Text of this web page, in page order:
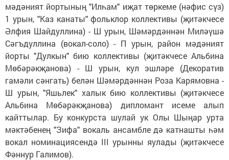
мәдәният йортының "Илһам" иҗат төркеме (нәфис сүз)
1 урын, "Каз канаты" фольклор коллективы (җитәкчесе
Әлфия Шайдуллина) - Ш урын, Шәмәрдәннән Миләүшә
Сәгъдуллина (вокал-соло) - П урын, район мәдәният
йорты "Дулкын" бию коллективы (җитәкчесе Альбина
Мөбәрәкҗанова) - Ш урын, кул эшләре (Декоратив
гамәли сәнгать) белән Шәмәрдәннән Роза Карямовна -
Ш урын, "Яшьлек" халык бию коллективы (җитәкчесе
Альбина Мөбәрәкҗанова) дипломант исеме алып
кайттылар. Бу конкурста шулай ук Олы Шыңар урта
мәктәбенең "Зифа" вокаль ансамбле дә катнашты һәм
вокал номинациясендә III урынны яулады (җитәкчесе
Фәннур Галимов).